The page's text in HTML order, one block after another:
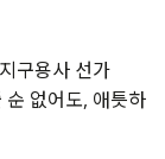
구용사 선가
순 없어도, 애틋하